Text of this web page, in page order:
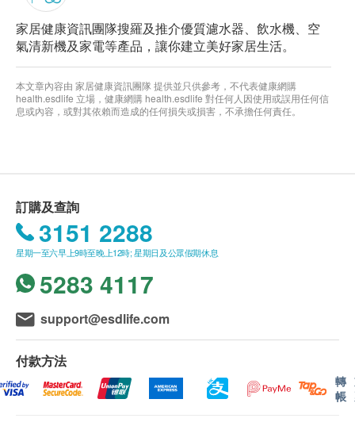
家居健康資訊團隊搜羅及推介優質濾水器、飲水機、空
氣清新機及家電等產品，讓你建立美好家居生活。
本文章內容由 家居健康資訊團隊 提供並只供參考，不代表健康網購
health.esdlife 立場，健康網購 health.esdlife 對任何人因使用或誤用任何信
息或內容，或對其依賴而造成的任何損失或損害，不承擔任何責任。
訂購及查詢
3151 2288
星期一至六早上9時至晚上12時; 星期日及公眾假期休息
5283 4117
support@esdlife.com
付款方法
轉
帳